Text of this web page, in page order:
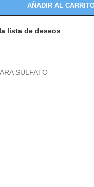
AÑADIR AL
lista de deseos
SULFATO